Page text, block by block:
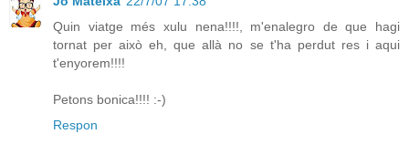
Quin viatge més xulu nena!!!!, m'enalegro de que hagi
tornat per això eh, que allà no se t'ha perdut res i aqui
t'enyorem!!!!
Petons bonica!!!! :-)
Respon